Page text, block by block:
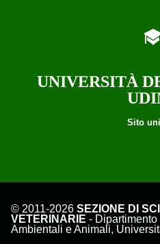
UNIVERSITÀ
Sito
© 2011-2026 SEZIONE DI
VETERINARIE -
Ambientali e Animali,